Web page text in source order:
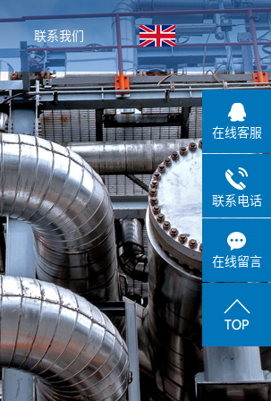
联系我们
在线客服
联系电话
在线留言